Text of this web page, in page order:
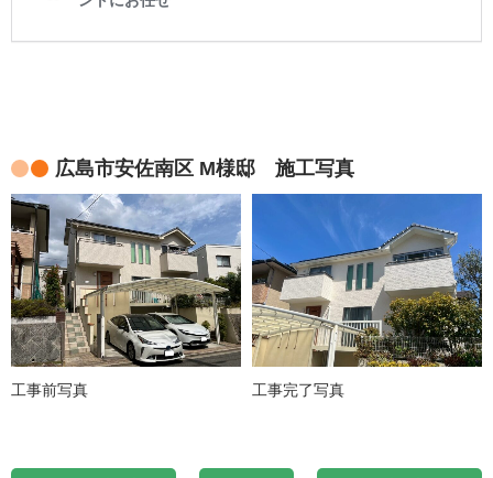
広島市安佐南区 M様邸 施工写真
工事前写真 工事完了写真